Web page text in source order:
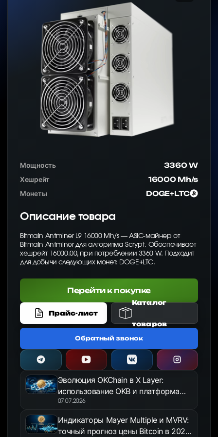
Мощность
3360 W
Хешрейт
16000 Mh/s
Монеты
DOGE+LTC
Описание товара
Bitmain Antminer L9 16000 Mh/s — ASIC-майнер от
Bitmain Antminer для алгоритма Scrypt. Обеспечивает
хешрейт 16000.00, при потреблении 3360 W. Подходит
для добычи следующих монет: DOGE+LTC.
Перейти к покупке
Прайс-лист
Каталог
товаров
Обратный звонок
Эволюция OKChain в X Layer:
использование OKB и платформа
OKX Jumpstart в 2026 году
07.07.2026
Индикаторы Mayer Multiple и MVRV:
точный прогноз цены Bitcoin в 2026